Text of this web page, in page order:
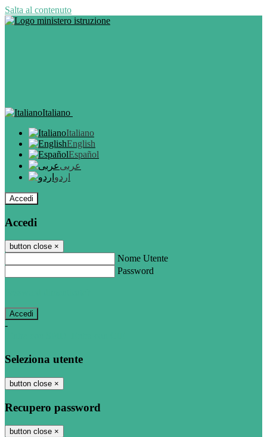
Salta al contenuto
Italiano
Italiano
English
Español
عربى
اردو
Accedi
Accedi
button close ×
Nome Utente
Password
-
Seleziona utente
button close ×
Recupero password
button close ×